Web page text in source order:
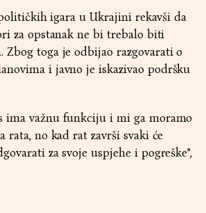
igara u Ukrajini rekavši da
za opstanak ne bi trebalo biti
toga je odbijao razgovarati o
i javno je iskazivao podršku
ima važnu funkciju i mi ga moramo
rata, no kad rat završi svaki će
za svoje uspjehe i pogreške”,